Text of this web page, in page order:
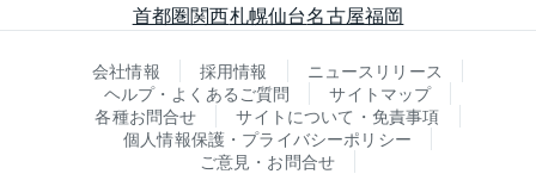
首都圏関西札幌仙台名古屋福岡
会社情報 採用情報
ニュースリリース
ヘルプ・よくあるご質問
サイトマップ
各種お問合せ
サイトについて・免責事項
個人情報保護・プライバシーポリシー
ご意見・お問合せ